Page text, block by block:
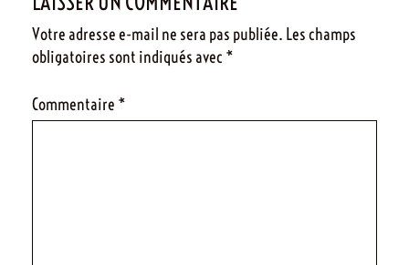
Votre adresse e-mail ne sera pas publiée. Les champs
obligatoires sont indiqués avec *
Commentaire *